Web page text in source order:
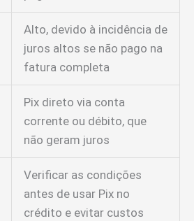
Alto, devido à incidência de
juros altos se não pago na
fatura completa
Pix direto via conta
corrente ou débito, que
não geram juros
Verificar as condições
antes de usar Pix no
crédito e evitar custos